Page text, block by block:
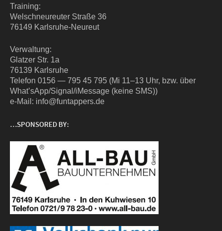
Trai­ning:
Wel­sch­neu­reu­ter Stra­ße 36
76149 Karlsruhe-Neureut
Ver­wal­tung:
Glat­zer Str. 1a
76139 Karlsruhe
Tele­fon 0156 — 795 45 795 (Mi 11–13 Uhr, bzw. über
What’sApp/Signal/iMessage (kei­ne SMS))
e‑Mail: info@funtappers.de
…SPONSORED BY: